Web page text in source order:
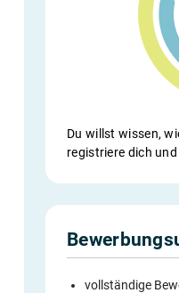
Du willst wissen,
registriere dich
vollständige